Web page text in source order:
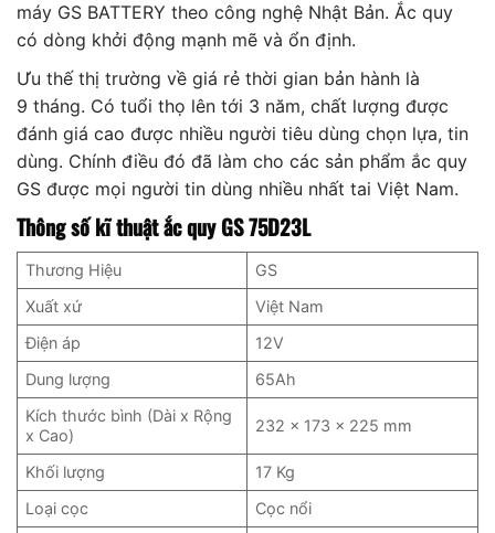
máy GS BATTERY theo công nghệ Nhật Bản. Ắc quy
có dòng khởi động mạnh mẽ và ổn định.
Ưu thế thị trường về giá rẻ thời gian bản hành là
9 tháng. Có tuổi thọ lên tới 3 năm, chất lượng được
đánh giá cao được nhiều người tiêu dùng chọn lựa, tin
dùng. Chính điều đó đã làm cho các sản phẩm ắc quy
GS được mọi người tin dùng nhiều nhất tai Việt Nam.
Thông số kĩ thuật ắc quy GS 75D23L
Thương Hiệu
GS
Xuất xứ
Việt Nam
Điện áp
12V
Dung lượng
65Ah
Kích thước bình (Dài x Rộng
x Cao)
232 x 173 x 225 mm
Khối lượng
17 Kg
Loại cọc
Cọc nổi